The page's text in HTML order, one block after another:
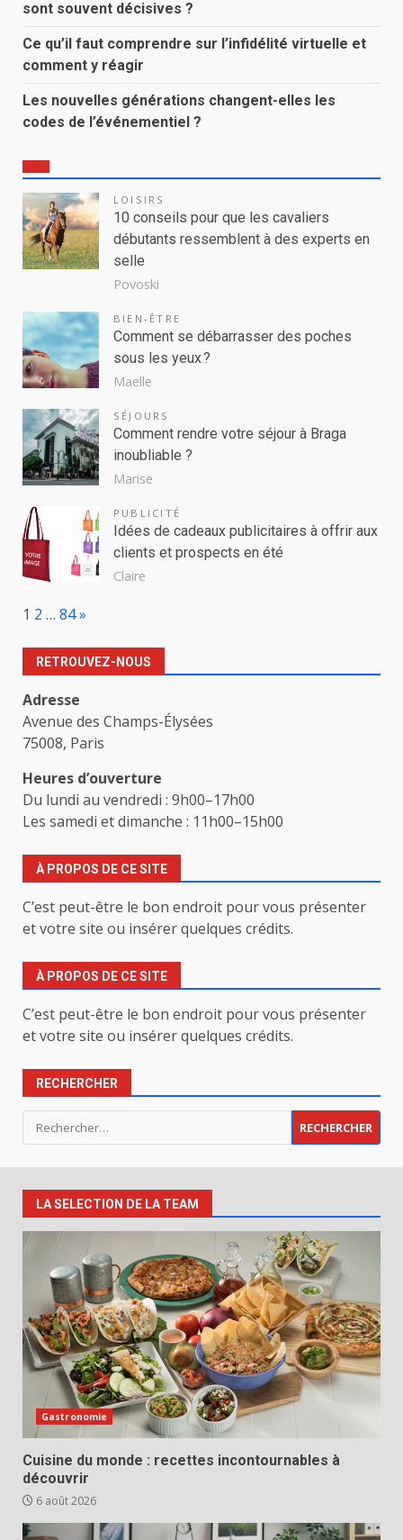
sont souvent décisives ?
Ce qu’il faut comprendre sur l’infidélité virtuelle et
comment y réagir
Les nouvelles générations changent-elles les
codes de l’événementiel ?
LOISIRS
10 conseils pour que les cavaliers
débutants ressemblent à des experts en
selle
Povoski
BIEN-ÊTRE
Comment se débarrasser des poches
sous les yeux ?
Maelle
SÉJOURS
Comment rendre votre séjour à Braga
inoubliable ?
Marise
PUBLICITÉ
Idées de cadeaux publicitaires à offrir aux
clients et prospects en été
Claire
Page:
1 2 … 84Next
»
RETROUVEZ-NOUS
Adresse
Avenue des Champs-Élysées
75008, Paris
Heures d’ouverture
Du lundi au vendredi : 9h00–17h00
Les samedi et dimanche : 11h00–15h00
À PROPOS DE CE SITE
C’est peut-être le bon endroit pour vous présenter
et votre site ou insérer quelques crédits.
À PROPOS DE CE SITE
C’est peut-être le bon endroit pour vous présenter
et votre site ou insérer quelques crédits.
RECHERCHER
Rechercher :
LA SELECTION DE LA TEAM
Gastronomie
Cuisine du monde : recettes incontournables à
découvrir
6 août 2026